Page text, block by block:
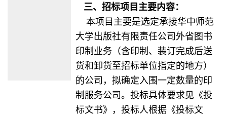
三、招标项目主要内容：
本项目主要是选定承接华中师范
大学出版社有限责任公司外省图书
印制业务（含印制、装订完成后送
货和卸货至招标单位指定的地方）
的公司，拟确定入围一定数量的印
制服务公司。投标具体要求见 《投
标文书》，投标人根据《投标文